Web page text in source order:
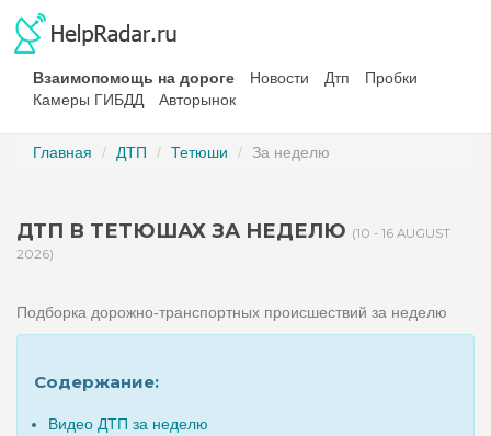
Взаимопомощь на дороге Новости Дтп
Пробки
Камеры ГИБДД
Авторынок
Главная ДТП Тетюши За неделю
ДТП В ТЕТЮШАХ ЗА НЕДЕЛЮ (10 - 16 AUGUST
2026)
Подборка дорожно-транспортных происшествий за неделю
Содержание:
Видео ДТП за неделю